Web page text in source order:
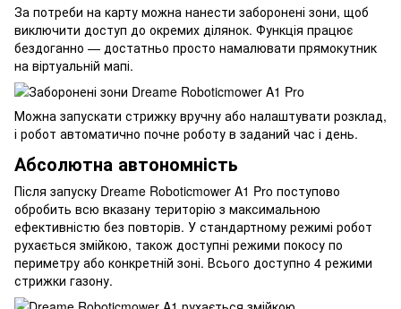
За потреби на карту можна нанести заборонені зони, щоб
виключити доступ до окремих ділянок. Функція працює
бездоганно — достатньо просто намалювати прямокутник
на віртуальній мапі.
Можна запускати стрижку вручну або налаштувати розклад,
і робот автоматично почне роботу в заданий час і день.
Абсолютна автономність
Після запуску Dreame Roboticmower A1 Pro поступово
обробить всю вказану територію з максимальною
ефективністю без повторів. У стандартному режимі робот
рухається змійкою, також доступні режими покосу по
периметру або конкретній зоні. Всього доступно 4 режими
стрижки газону.